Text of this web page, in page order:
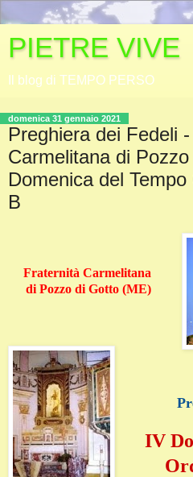
PIETRE VIVE
Il blog di TEMPO PERSO
domenica 31 gennaio 2021
Preghiera dei Fedeli
Carmelitana di
Domenica del
B
Fraternità Carmelitana
di Pozzo di Gotto (ME)
IV